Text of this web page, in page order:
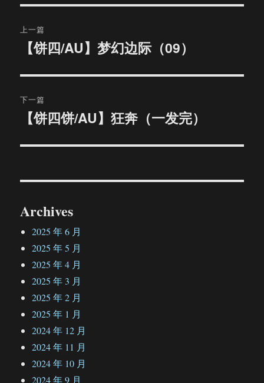
章
航
上一篇
文
章：
【饼四/AU】梦幻边际（09）
下一篇
文
【饼四饼/AU】狂奔（一发完）
Archives
2025 年 6 月
2025 年 5 月
2025 年 4 月
2025 年 3 月
2025 年 2 月
2025 年 1 月
2024 年 12 月
2024 年 11 月
2024 年 10 月
2024 年 9 月